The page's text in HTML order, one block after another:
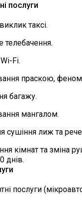
послуги
таксі.
телебачення.
Fi.
праскою,
багажу.
мангалом.
сушіння лиж та
кімнат та зміна
днів.
послуги